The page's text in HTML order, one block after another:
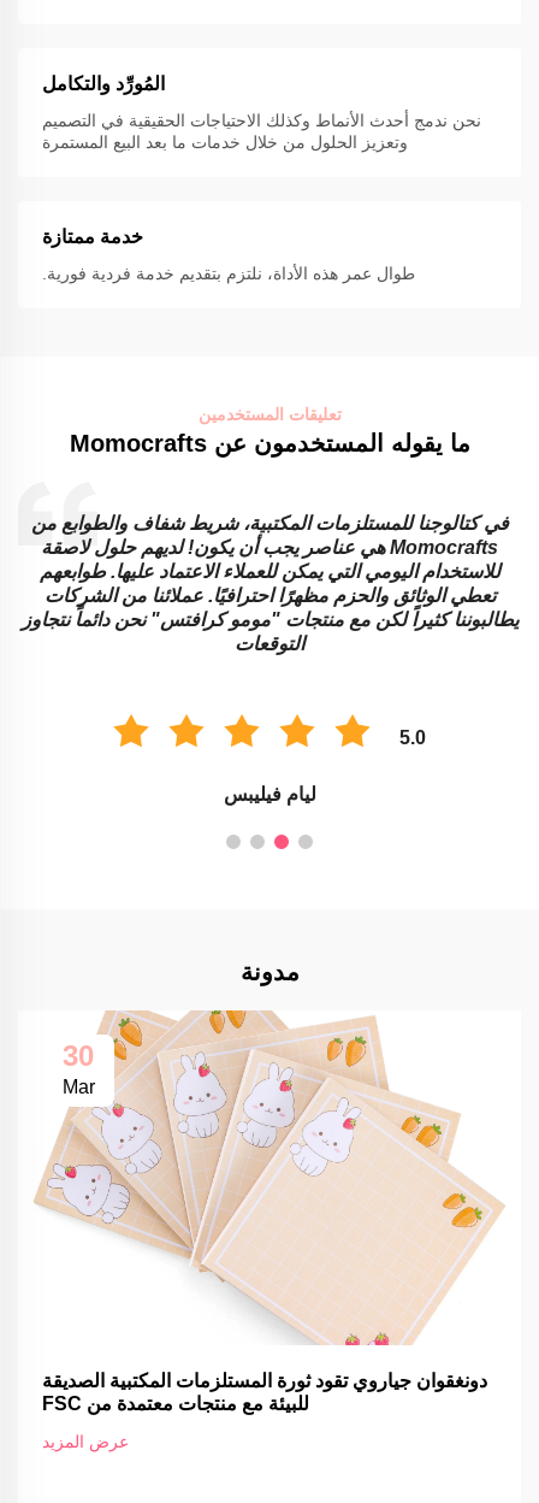
المُورِّد والتكامل
نحن ندمج أحدث الأنماط وكذلك الاحتياجات الحقيقية في التصميم
وتعزيز الحلول من خلال خدمات ما بعد البيع المستمرة
خدمة ممتازة
طوال عمر هذه الأداة، نلتزم بتقديم خدمة فردية فورية.
تعليقات المستخدمين
ما يقوله المستخدمون عن Momocrafts
في كتالوجنا للمستلزمات المكتبية، شريط شفاف والطوابع من
Momocrafts هي عناصر يجب أن يكون! لديهم حلول لاصقة
للاستخدام اليومي التي يمكن للعملاء الاعتماد عليها. طوابعهم
تعطي الوثائق والحزم مظهرًا احترافيًا. عملائنا من الشركات
يطالبوننا كثيراً لكن مع منتجات "مومو كرافتس" نحن دائماً نتجاوز
التوقعات
5.0
ليام فيليبس
مدونة
30
Mar
دونغقوان جياروي تقود ثورة المستلزمات المكتبية الصديقة
للبيئة مع منتجات معتمدة من FSC
عرض المزيد